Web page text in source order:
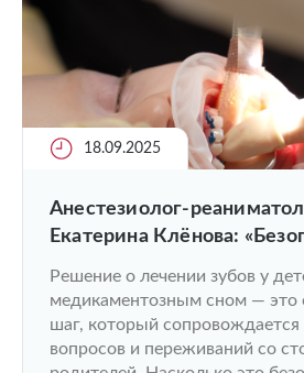
18.09.2025
Анестезиолог-
Екатерина Клёнова:
маленьких пациентов —
абсолютный приоритет»
Решение о лечении зубов у
медикаментозным сном — это
шаг, который
вопросов и переживаний со